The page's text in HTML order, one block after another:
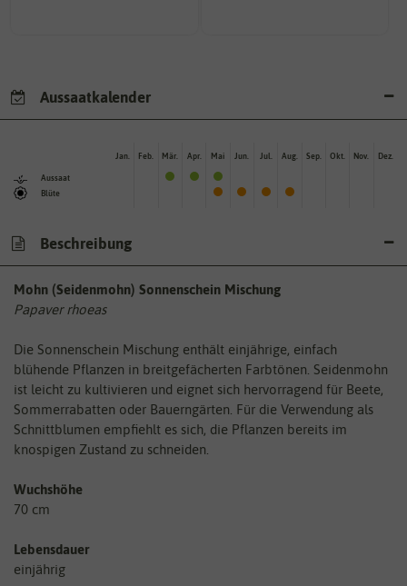
Aussaatkalender
Aussaat
Blüte
Jan. Feb. Mär. Apr. Mai Jun. Jul. Aug. Sep. Okt. Nov. Dez.
Beschreibung
Mohn (Seidenmohn) Sonnenschein Mischung
Papaver rhoeas
Die Sonnenschein Mischung enthält einjährige, einfach
blühende Pflanzen in breitgefächerten Farbtönen. Seidenmohn
ist leicht zu kultivieren und eignet sich hervorragend für Beete,
Sommerrabatten oder Bauerngärten. Für die Verwendung als
Schnittblumen empfiehlt es sich, die Pflanzen bereits im
knospigen Zustand zu schneiden.
Wuchshöhe
70 cm
Lebensdauer
einjährig